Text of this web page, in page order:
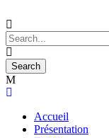
Accueil
Présentation